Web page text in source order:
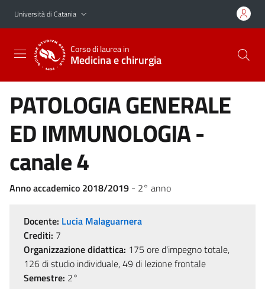
Vai al contenuto principale
Vai al menu di navigazione
Università di Catania
Corso di laurea in
Medicina e chirurgia
PATOLOGIA GENERALE
ED IMMUNOLOGIA -
canale 4
Anno accademico 2018/2019 - 2° anno
Docente: Lucia Malaguarnera
Crediti: 7
Organizzazione didattica: 175 ore d'impegno totale,
126 di studio individuale, 49 di lezione frontale
Semestre: 2°